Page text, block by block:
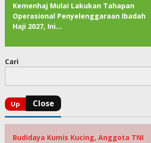
Kemenhaj Mulai Lakukan Tahapan
Operasional Penyelenggaraan Ibadah
Haji 2027, Ini…
Cari
Budidaya Kumis Kucing, Anggota TNI